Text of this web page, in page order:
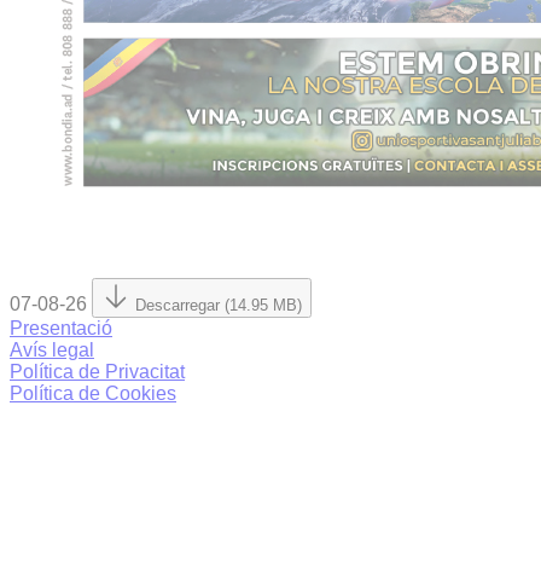
07-08-26 Descarregar (14.95 MB)
Presentació
Avís legal
Política de Privacitat
Política de Cookies